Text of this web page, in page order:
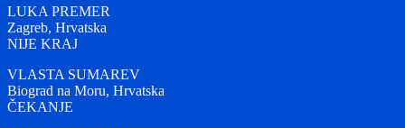
LUKA PREMER
Zagreb, Hrvatska
NIJE KRAJ
VLASTA SUMAREV
Biograd na Moru, Hrvatska
ČEKANJE